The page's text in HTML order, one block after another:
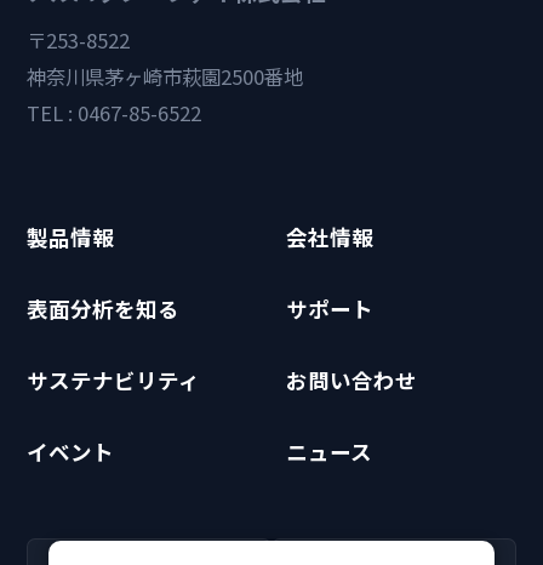
〒253-8522
神奈川県茅ヶ崎市萩園2500番地
TEL : 0467-85-6522
製品情報 会社情報
表面分析を知る サポート
サステナビリティ お問い合わせ
イベント ニュース